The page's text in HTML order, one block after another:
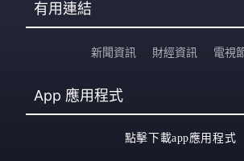
有用連結
新聞資訊 財經資訊 電視
App 應用程式
點擊下載app應用程式